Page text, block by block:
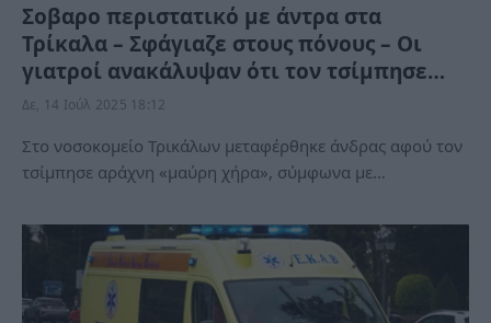
Σοβαρο περιστατικό με άντρα στα
Τρίκαλα – Σφάγιαζε στους πόνους – Οι
γιατροί ανακάλυψαν ότι τον τσίμπησε…
Δε, 14 Ιούλ 2025 18:12
Στο νοσοκομείο Τρικάλων μεταφέρθηκε άνδρας αφού τον
τσίμπησε αράχνη «μαύρη χήρα», σύμφωνα με…